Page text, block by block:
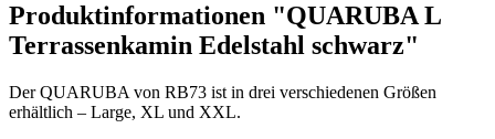
Produktinformationen "QUARUBA L
Terrassenkamin Edelstahl schwarz"
Der QUARUBA von RB73 ist in drei verschiedenen Größen
erhältlich – Large, XL und XXL.